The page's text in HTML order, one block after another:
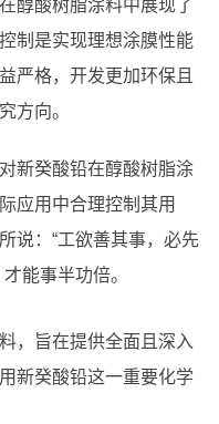
醇酸树脂涂料中展现了
制是实现理想涂膜性能
严格，开发更加环保且
方向。
新癸酸铅在醇酸树脂涂
应用中合理控制其用
说：“工欲善其事，必先
能事半功倍。
，旨在提供全面且深入
新癸酸铅这一重要化学